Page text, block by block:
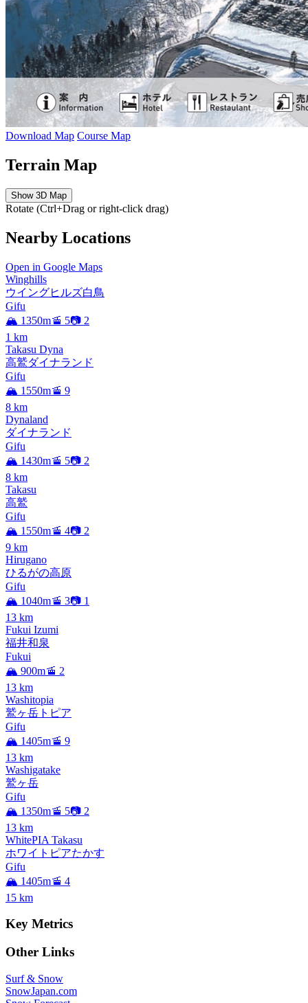
Download Map Course Map
Terrain Map
Show 3D Map
Rotate (Ctrl+Drag or right-click drag)
Nearby Locations
Open in Google Maps
Winghills
ウイングヒルズ白鳥
Gifu
🏔️ 1350m🚡 5📷 2
1 km
Takasu Dyna
高鷲ダイナランド
Gifu
🏔️ 1550m🚡 9
8 km
Dynaland
ダイナランド
Gifu
🏔️ 1430m🚡 5📷 2
8 km
Takasu
高鷲
Gifu
🏔️ 1550m🚡 4📷 2
9 km
Hirugano
ひるがの高原
Gifu
🏔️ 1040m🚡 3📷 1
13 km
Fukui Izumi
福井和泉
Fukui
🏔️ 900m🚡 2
13 km
Washitopia
鷲ヶ岳トピア
Gifu
🏔️ 1405m🚡 9
13 km
Washigatake
鷲ヶ岳
Gifu
🏔️ 1350m🚡 5📷 2
13 km
WhitePIA Takasu
ホワイトピアたかす
Gifu
🏔️ 1405m🚡 4
15 km
Key Metrics
Other Links
Surf & Snow
SnowJapan.com